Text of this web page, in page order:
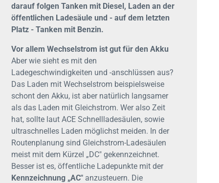
darauf folgen Tanken mit Diesel, Laden an der
öffentlichen Ladesäule und - auf dem letzten
Platz - Tanken mit Benzin.
Vor allem Wechselstrom ist gut für den Akku
Aber wie sieht es mit den
Ladegeschwindigkeiten und -anschlüssen aus?
Das Laden mit Wechselstrom beispielsweise
schont den Akku, ist aber natürlich langsamer
als das Laden mit Gleichstrom. Wer also Zeit
hat, sollte laut ACE Schnellladesäulen, sowie
ultraschnelles Laden möglichst meiden. In der
Routenplanung sind Gleichstrom-Ladesäulen
meist mit dem Kürzel „DC" gekennzeichnet.
Besser ist es, öffentliche Ladepunkte mit der
Kennzeichnung „AC" anzusteuern. Die